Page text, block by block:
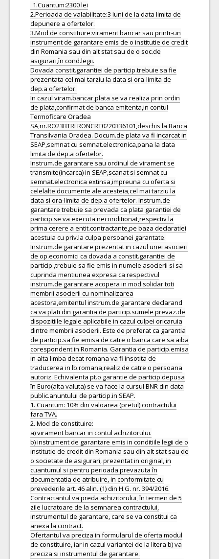
1.Cuantum:2300 lei
2.Perioada de valabilitate:3 luni de la data limita de
depunere a ofertelor.
3.Mod de constituire:virament bancar sau printr-un
instrument de garantare emis de o institutie de credit
din Romania sau din alt stat sau de o soc.de
asigurari,în cond.legii.
Dovada constit.garantiei de particip.trebuie sa fie
prezentata cel mai tarziu la data si ora-limita de
dep.a ofertelor.
In cazul viram.bancar,plata se va realiza prin ordin
de plata,confirmat de banca emitenta,in contul
Termoficare Oradea
SA,nr.RO23BTRLRONCRT0220336101,deschis la Banca
Transilvania Oradea. Docum.de plata va fi incarcat in
SEAP,semnat cu semnat.electronica,pana la data
limita de dep.a ofertelor.
Instrum.de garantare sau ordinul de virament se
transmite(incarca) in SEAP,scanat si semnat cu
semnat.electronica extinsa,impreuna cu oferta si
celelalte documente ale acesteia,cel mai tarziu la
data si ora-limita de dep.a ofertelor. Instrum.de
garantare trebuie sa prevada ca plata garantiei de
particip.se va executa neconditionat,respectiv la
prima cerere a entit.contractante,pe baza declaratiei
acestuia cu priv.la culpa persoanei garantate.
Instrum.de garantare prezentat in cazul unei asocieri
de op.economici ca dovada a constit.garantiei de
particip.,trebuie sa fie emis in numele asocierii si sa
cuprinda mentiunea expresa ca respectivul
instrum.de garantare acopera in mod solidar toti
membrii asocierii cu nominalizarea
acestora,emitentul instrum.de garantare declarand
ca va plati din garantia de particip.sumele prevaz.de
dispozitiile legale aplicabile in cazul culpei oricaruia
dintre membrii asocierii. Este de preferat ca garantia
de particip.sa fie emisa de catre o banca care sa aiba
corespondent in Romania. Garantia de particip.emisa
in alta limba decat romana va fi insotita de
traducerea in lb.romana,realiz.de catre o persoana
autoriz. Echivalenta pt.o garantie de particip.depusa
în Euro(alta valuta) se va face la cursul BNR din data
public.anuntului de particip.in SEAP.
1. Cuantum: 10% din valoarea (pretul) contractului
fara TVA.
2. Mod de constituire:
a) virament bancar in contul achizitorului.
b) instrument de garantare emis in conditiile legii de o
institutie de credit din Romania sau din alt stat sau de
o societate de asigurari, prezentat in original, in
cuantumul si pentru perioada prevazuta în
documentatia de atribuire, in conformitate cu
prevederile art. 46 alin. (1) din H.G. nr. 394/2016.
Contractantul va preda achizitorului, în termen de 5
zile lucratoare de la semnarea contractului,
instrumentul de garantare, care se va constitui ca
anexa la contract.
Ofertantul va preciza in formularul de oferta modul
de constituire, iar in cazul variantei de la litera b) va
preciza si instrumentul de garantare.